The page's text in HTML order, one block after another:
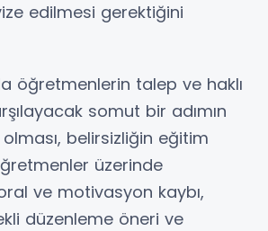
edilmesi gerektiğini
öğretmenlerin talep ve haklı
somut bir adımın
belirsizliğin eğitim
üzerinde
ve motivasyon kaybı,
düzenleme öneri ve